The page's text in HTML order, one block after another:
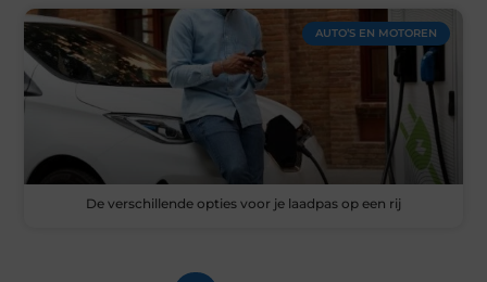
AUTO’S EN MOTOREN
De verschillende opties voor je laadpas op een rij